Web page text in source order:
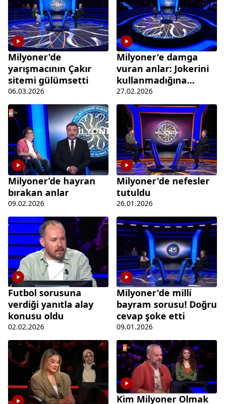
Milyoner'de
yarışmacının Çakır
sitemi gülümsetti
06.03.2026
Milyoner'e damga
vuran anlar: Jokerini
kullanmadığına
pişman oldu
27.02.2026
Milyoner’de hayran
bırakan anlar
09.02.2026
Milyoner'de nefesler
tutuldu
26.01.2026
Futbol sorusuna
verdiği yanıtla alay
konusu oldu
02.02.2026
Milyoner'de milli
bayram sorusu! Doğru
cevap şoke etti
09.01.2026
Kim Milyoner Olmak